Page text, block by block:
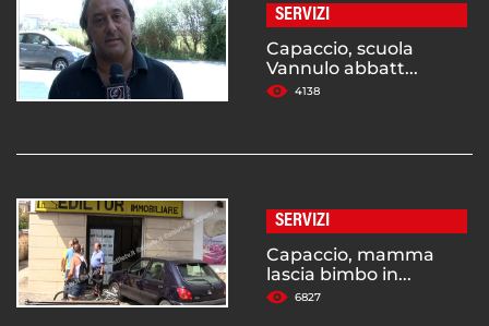
SERVIZI
Capaccio, scuola
Vannulo abbatt...
4138
SERVIZI
Capaccio, mamma
lascia bimbo in...
6827